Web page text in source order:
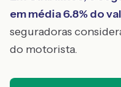
em média6.8% do
seguradoras
do motorista.